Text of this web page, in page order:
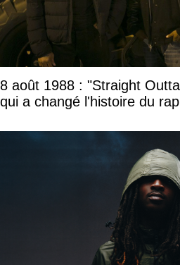
8 août 1988 : "Straight
qui a changé l'histoire du rap